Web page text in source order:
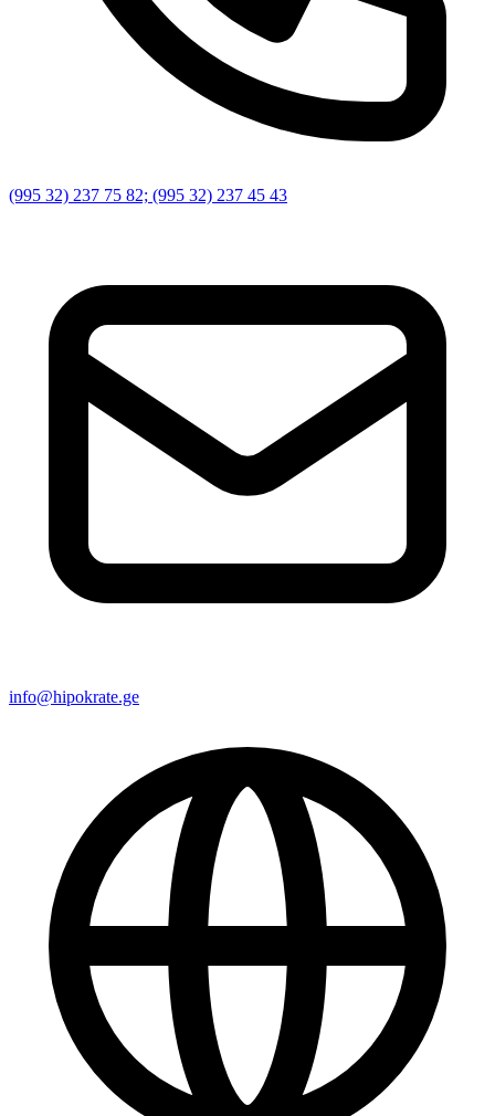
(995 32) 237 75 82; (995 32) 237 45 43
info@hipokrate.ge